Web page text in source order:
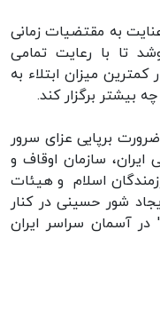
به مقتضیات زمانی
با رعایت تمامی
میزان ابتلاء به
برگزار کند.
برپایی عزای سرور
سازمان اوقاف و
اسلام و هیئات
شور حسینی در کنار
در آسمان سراسر ایران